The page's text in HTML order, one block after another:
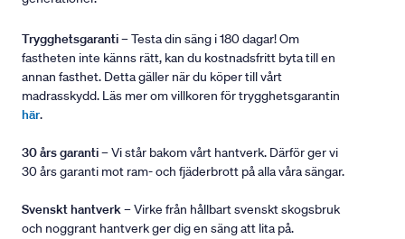
Trygghetsgaranti– Testa din säng i 180 dagar! Om
fastheten inte känns rätt, kan du kostnadsfritt byta till en
annan fasthet. Detta gäller när du köper till vårt
madrasskydd. Läs mer om villkoren för trygghetsgarantin
här.
30 års garanti– Vi står bakom vårt hantverk. Därför ger vi
30 års garanti mot ram- och fjäderbrott på alla våra sängar.
Svenskt hantverk– Virke från hållbart svenskt skogsbruk
och noggrant hantverk ger dig en säng att lita på.